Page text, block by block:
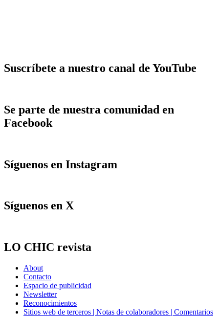
Suscríbete a nuestro canal de YouTube
Se parte de nuestra comunidad en
Facebook
Síguenos en Instagram
Síguenos en X
LO CHIC revista
About
Contacto
Espacio de publicidad
Newsletter
Reconocimientos
Sitios web de terceros | Notas de colaboradores | Comentarios